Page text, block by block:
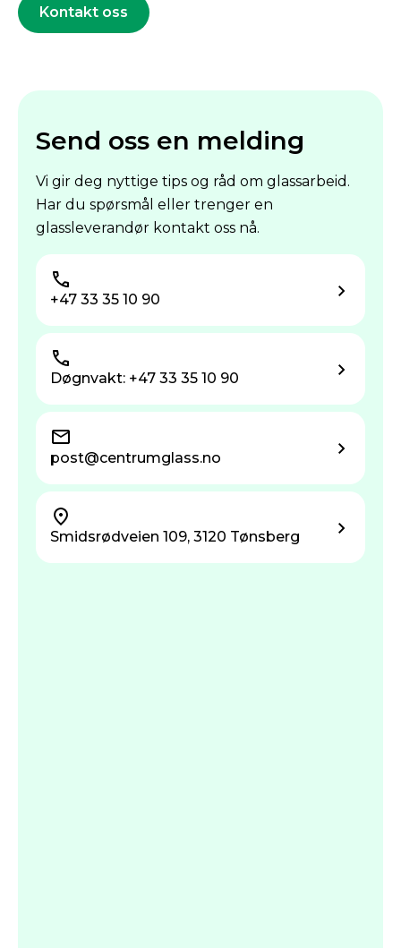
Kontakt oss
Send oss en melding
Vi gir deg nyttige tips og råd om glassarbeid.
Har du spørsmål eller trenger en
glassleverandør kontakt oss nå.
+47 33 35 10 90
Døgnvakt: +47 33 35 10 90
post@centrum­glass.no
Smidsrødveien 109, 3120 Tønsberg